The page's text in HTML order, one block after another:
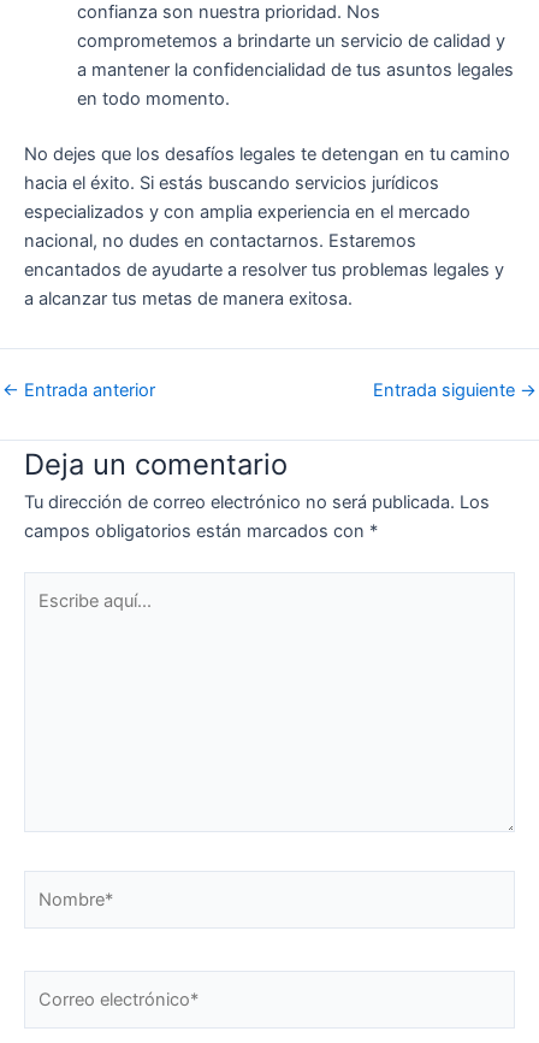
confianza son nuestra prioridad. Nos
comprometemos a brindarte un servicio de calidad y
a mantener la confidencialidad de tus asuntos legales
en todo momento.
No dejes que los desafíos legales te detengan en tu camino
hacia el éxito. Si estás buscando servicios jurídicos
especializados y con amplia experiencia en el mercado
nacional, no dudes en contactarnos. Estaremos
encantados de ayudarte a resolver tus problemas legales y
a alcanzar tus metas de manera exitosa.
← Entrada anterior Entrada siguiente →
Deja un comentario
Tu dirección de correo electrónico no será publicada. Los
campos obligatorios están marcados con *